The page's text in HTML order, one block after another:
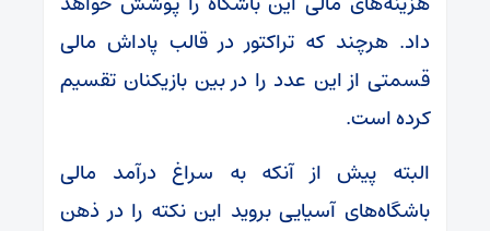
داد. هرچند که تراکتور در قالب پاداش مالی
قسمتی از این عدد را در بین بازیکنان تقسیم
کرده است.
البته پیش از آنکه به سراغ درآمد مالی
باشگاه‌های آسیایی بروید این نکته را در ذهن